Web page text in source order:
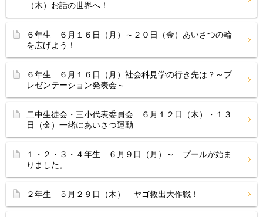
（木）お話の世界へ！
６年生 ６月１６日（月）～２０日（金）あいさつの輪
を広げよう！
６年生 ６月１６日（月）社会科見学の行き先は？～プ
レゼンテーション発表会～
二中生徒会・三小代表委員会 ６月１２日（木）・１３
日（金）一緒にあいさつ運動
１・２・３・４年生 ６月９日（月）～ プールが始ま
りました。
２年生 ５月２９日（木） ヤゴ救出大作戦！